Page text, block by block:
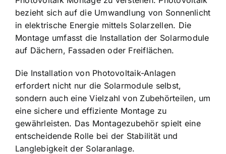
bezieht sich auf die Umwandlung von Sonnenlicht
in elektrische Energie mittels Solarzellen. Die
Montage umfasst die Installation der Solarmodule
auf Dächern, Fassaden oder Freiflächen.
Die Installation von Photovoltaik-Anlagen
erfordert nicht nur die Solarmodule selbst,
sondern auch eine Vielzahl von Zubehörteilen, um
eine sichere und effiziente Montage zu
gewährleisten. Das Montagezubehör spielt eine
entscheidende Rolle bei der Stabilität und
Langlebigkeit der Solaranlage.